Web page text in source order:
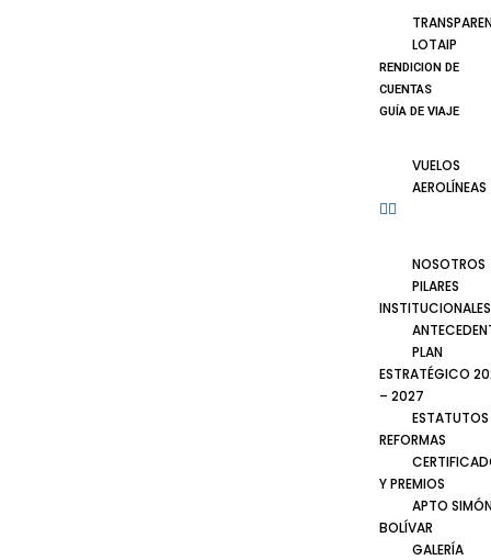
LOTAIP
RENDICION DE
CUENTAS
GUÍA DE VIAJE
VUELOS
AEROLÍNEAS
NOSOTROS
PILARES
INSTITUCIONALES
PLAN
ESTRATÉGICO
– 2027
ESTATUTOS
REFORMAS
Y PREMIOS
APTO
BOLÍVAR
GALERÍA